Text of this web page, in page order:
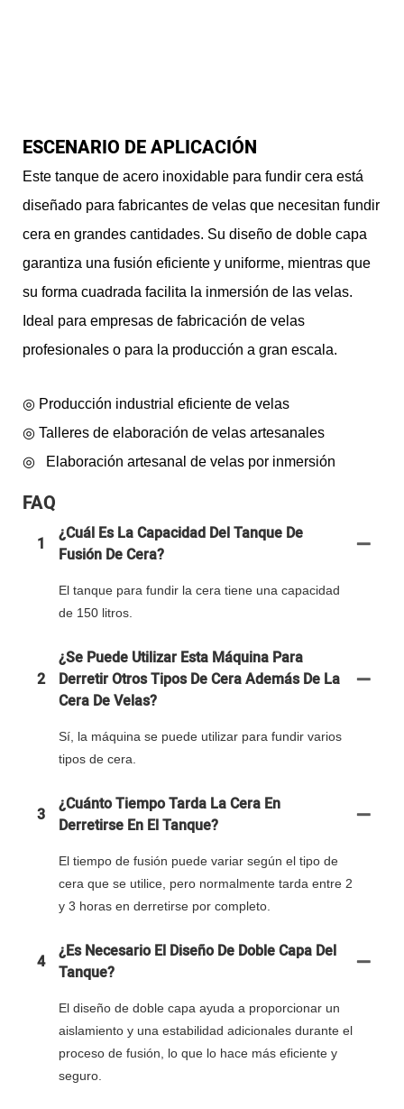
ESCENARIO DE APLICACIÓN
Este tanque de acero inoxidable para fundir cera está
diseñado para fabricantes de velas que necesitan fundir
cera en grandes cantidades. Su diseño de doble capa
garantiza una fusión eficiente y uniforme, mientras que
su forma cuadrada facilita la inmersión de las velas.
Ideal para empresas de fabricación de velas
profesionales o para la producción a gran escala.
◎ Producción industrial eficiente de velas
◎ Talleres de elaboración de velas artesanales
◎
Elaboración artesanal de velas por inmersión
FAQ
1
¿Cuál Es La Capacidad Del Tanque De
Fusión De Cera?
El tanque para fundir la cera tiene una capacidad
de 150 litros.
2
¿Se Puede Utilizar Esta Máquina Para
Derretir Otros Tipos De Cera Además De La
Cera De Velas?
Sí, la máquina se puede utilizar para fundir varios
tipos de cera.
3
¿Cuánto Tiempo Tarda La Cera En
Derretirse En El Tanque?
El tiempo de fusión puede variar según el tipo de
cera que se utilice, pero normalmente tarda entre 2
y 3 horas en derretirse por completo.
4
¿Es Necesario El Diseño De Doble Capa Del
Tanque?
El diseño de doble capa ayuda a proporcionar un
aislamiento y una estabilidad adicionales durante el
proceso de fusión, lo que lo hace más eficiente y
seguro.